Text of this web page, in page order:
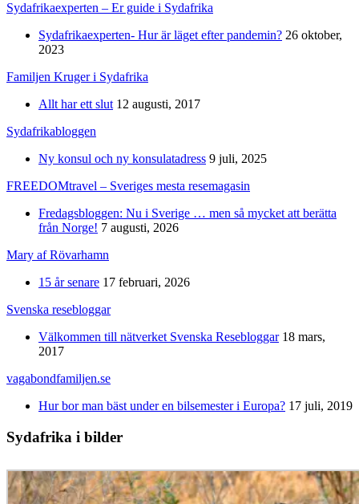
Sydafrikaexperten – Er guide i Sydafrika
Sydafrikaexperten- Hur är läget efter pandemin? 26 oktober,
2023
Familjen Kruger i Sydafrika
Allt har ett slut 12 augusti, 2017
Sydafrikabloggen
Ny konsul och ny konsulatadress 9 juli, 2025
FREEDOMtravel – Sveriges mesta resemagasin
Fredagsbloggen: Nu i Sverige … men så mycket att berätta
från Norge! 7 augusti, 2026
Mary af Rövarhamn
15 år senare 17 februari, 2026
Svenska resebloggar
Välkommen till nätverket Svenska Resebloggar 18 mars,
2017
vagabondfamiljen.se
Hur bor man bäst under en bilsemester i Europa? 17 juli, 2019
Sydafrika i bilder